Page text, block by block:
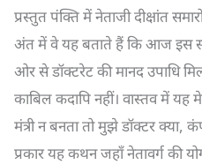
प्रस्तुत पंक्ति में नेताजी दीक्षांत
अंत में वे यह बताते हैं कि आज इस
ओर से डॉक्टरेट की मानद उपाधि
काबिल कदापि नहीं। वास्तव में यह
मंत्री न बनता तो मुझे डॉक्टर क्या,
प्रकार यह कथन जहाँ नेतावर्ग की